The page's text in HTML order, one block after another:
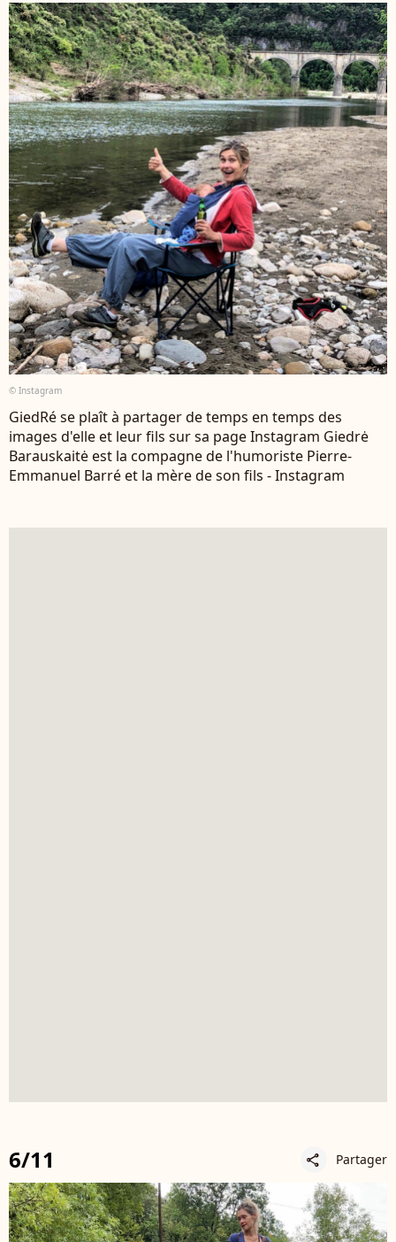
© Instagram
GiedRé se plaît à partager de temps en temps des
images d'elle et leur fils sur sa page Instagram Giedrė
Barauskaitė est la compagne de l'humoriste Pierre-
Emmanuel Barré et la mère de son fils - Instagram
6/11 share Partager